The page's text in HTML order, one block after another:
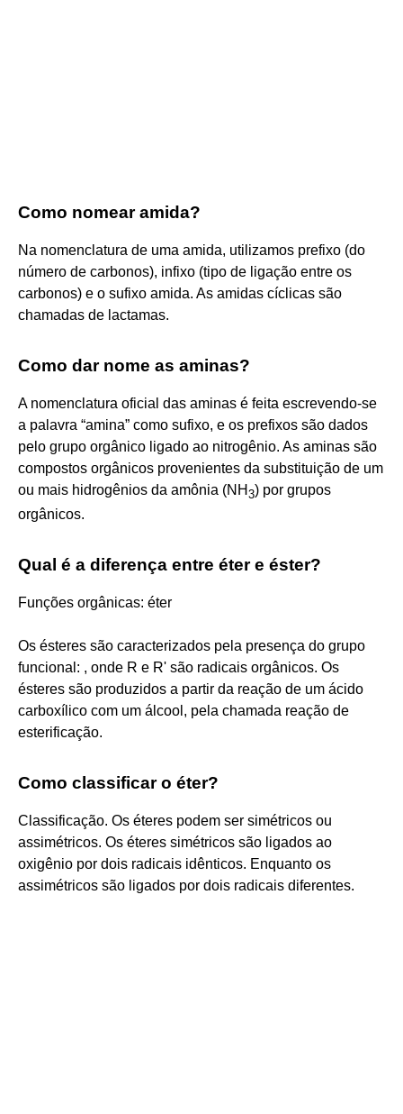
Como nomear amida?
Na nomenclatura de uma amida, utilizamos prefixo (do
número de carbonos), infixo (tipo de ligação entre os
carbonos) e o sufixo amida. As amidas cíclicas são
chamadas de lactamas.
Como dar nome as aminas?
A nomenclatura oficial das aminas é feita escrevendo-se
a palavra “amina” como sufixo, e os prefixos são dados
pelo grupo orgânico ligado ao nitrogênio. As aminas são
compostos orgânicos provenientes da substituição de um
ou mais hidrogênios da amônia (NH 3) por grupos
orgânicos.
Qual é a diferença entre éter e éster?
Funções orgânicas: éter
Os ésteres são caracterizados pela presença do grupo
funcional: , onde R e R' são radicais orgânicos. Os
ésteres são produzidos a partir da reação de um ácido
carboxílico com um álcool, pela chamada reação de
esterificação.
Como classificar o éter?
Classificação. Os éteres podem ser simétricos ou
assimétricos. Os éteres simétricos são ligados ao
oxigênio por dois radicais idênticos. Enquanto os
assimétricos são ligados por dois radicais diferentes.